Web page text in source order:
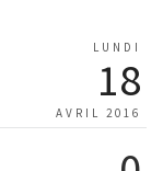
LUNDI
18
AVRIL 2016